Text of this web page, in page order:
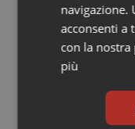
Quotidiano
Quotidiano
Rene &
e
navigazione.
acconsenti a
con la
più